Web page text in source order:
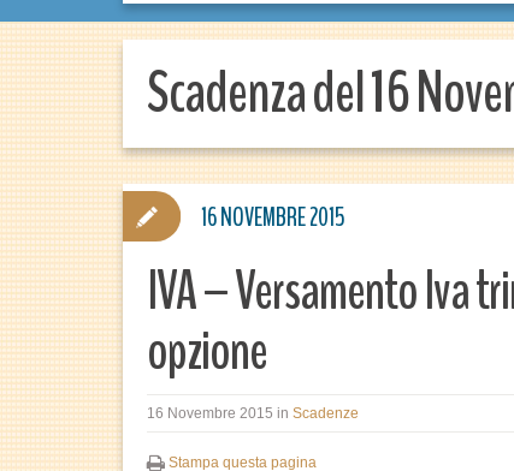
Scadenza del 16
IVA – Versamento Iva
opzione
16 Novembre 2015 in Scadenze
Stampa questa pagina
16 NOVEMBRE 2015